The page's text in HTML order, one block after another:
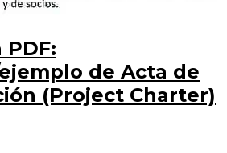
PDF:
de Acta de
(Project Charter)